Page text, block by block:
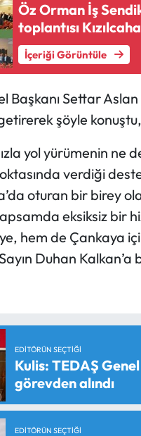
Öz Orman İş
toplantısı
İçeriği Görüntüle
Başkanı Settar
şöyle konuştu,
yol yürümenin ne
verdiği
oturan bir birey
eksiksiz bir
hem de Çankaya
Duhan
EDITÖRÜN SEÇTIĞI
Kulis: TEDAŞ
görevden alındı
EDITÖRÜN SEÇTIĞI